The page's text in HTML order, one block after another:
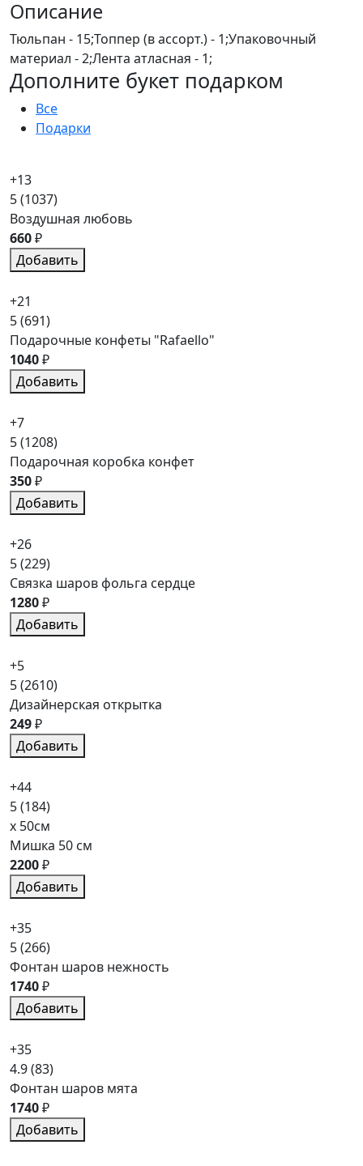
Описание
Тюльпан - 15;Топпер (в ассорт.) - 1;Упаковочный
материал - 2;Лента атласная - 1;
Дополните букет подарком
Все
Подарки
+13
5(1037)
Воздушная любовь
660₽
Добавить
+21
5(691)
Подарочные конфеты "Rafaello"
1040₽
Добавить
+7
5(1208)
Подарочная коробка конфет
350₽
Добавить
+26
5(229)
Связка шаров фольга сердце
1280₽
Добавить
+5
5(2610)
Дизайнерская открытка
249₽
Добавить
+44
5(184)
x 50см
Мишка 50 см
2200₽
Добавить
+35
5(266)
Фонтан шаров нежность
1740₽
Добавить
+35
4.9(83)
Фонтан шаров мята
1740₽
Добавить